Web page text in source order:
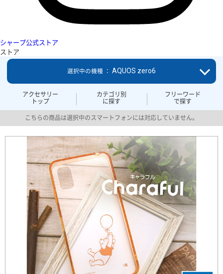
シャープ公式ストア
ストア
アクセサリー
トップ
カテゴリ別
に探す
フリーワード
で探す
選択中の機種 ： AQUOS zero6
こちらの商品は選択中のスマートフォンには対応していません。